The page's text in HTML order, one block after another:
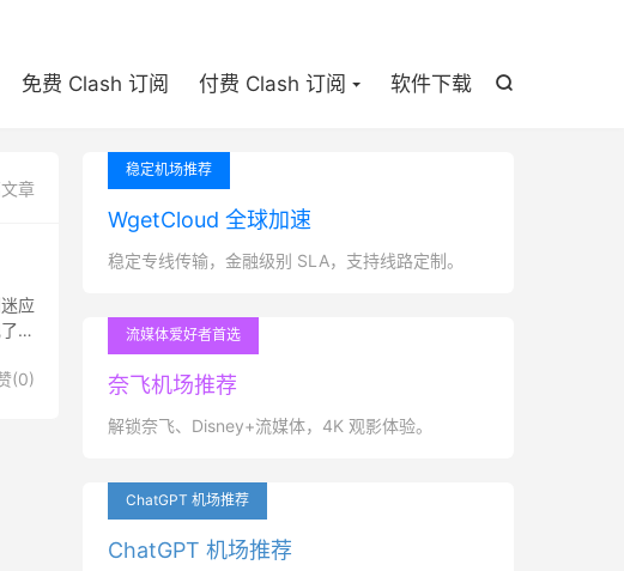

免费 Clash 订阅 付费 Clash 订阅 软件下载
章
应
大
(0)
稳定机场推荐
WgetCloud 全球加速
稳定专线传输，金融级别 SLA，支持线路定制。
流媒体爱好者首选
奈飞机场推荐
解锁奈飞、Disney+流媒体，4K 观影体验。
ChatGPT 机场推荐
ChatGPT 机场推荐